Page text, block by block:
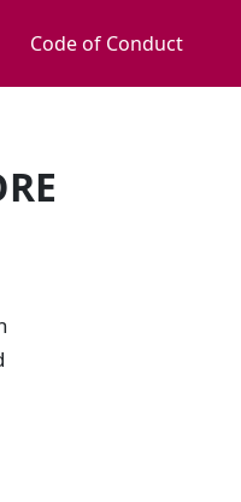
Code of Conduct